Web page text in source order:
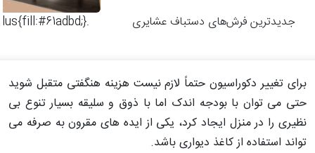
جدیدترین فرش‌های دستباف عشایری .dimondplus{fill:#61adbd;}
برای تغییر دکوراسیون حتماً لازم نیست هزینه هنگفتی متقبل شوید
حتی می توان با بودجه اندک اما با ذوق و سلیقه بسیار تنوع بی
نظیری را در منزل ایجاد کرد، یکی از ایده های مقرون به صرفه می
تواند استفاده از کاغذ دیواری باشد.